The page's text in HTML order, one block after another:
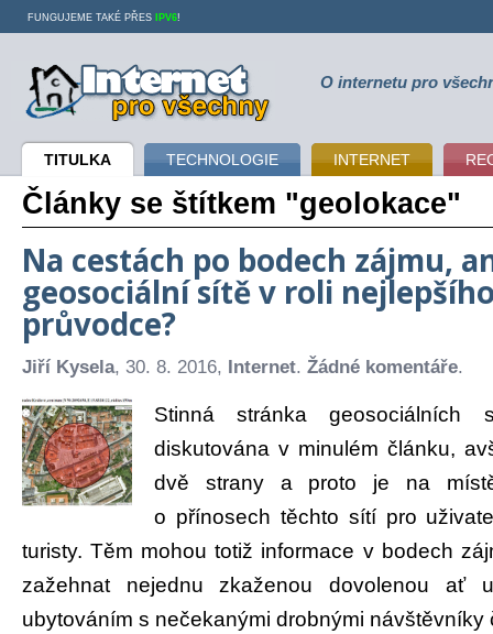
Internet pro všechny O internetu pro
TITULKA TECHNOLOGIE INTERNET
FUNGUJEME TAKÉ PŘES IPV6!
Články se štítkem "geolokace"
Na cestách po bodech zájmu,
geosociální sítě v roli
průvodce?
Jiří Kysela, 30. 8. 2016, Internet. Žádné komentáře.
Stinná stránka geosociálních
diskutována v minulém článku,
dvě strany a proto je na
o přínosech těchto sítí pro
turisty. Těm mohou totiž informace v bodech
zažehnat nejednu zkaženou dovolenou ať
ubytováním s nečekanými drobnými návštěvníky